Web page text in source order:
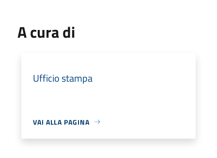
A cura di
Ufficio stampa
VAI ALLA PAGINA